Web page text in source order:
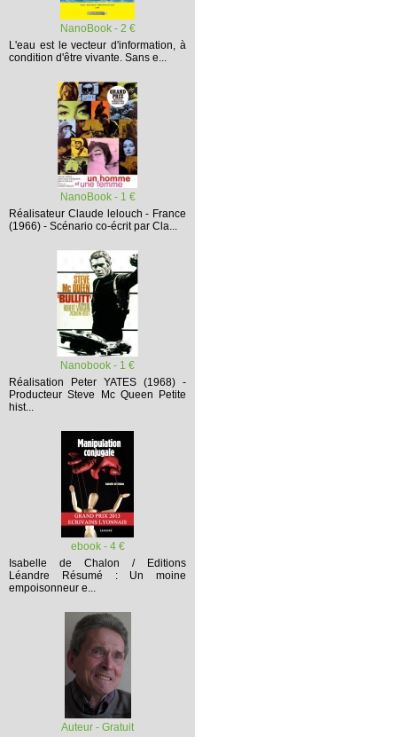
NanoBook - 2 €
L'eau est le vecteur d'information, à
condition d'être vivante. Sans e...
NanoBook - 1 €
Réalisateur Claude lelouch - France
(1966) - Scénario co-écrit par Cla...
Nanobook - 1 €
Réalisation Peter YATES (1968) -
Producteur Steve Mc Queen
Petite
hist...
ebook - 4 €
Isabelle de Chalon / Editions
Léandre
Résumé :
Un moine
empoisonneur e...
Auteur - Gratuit